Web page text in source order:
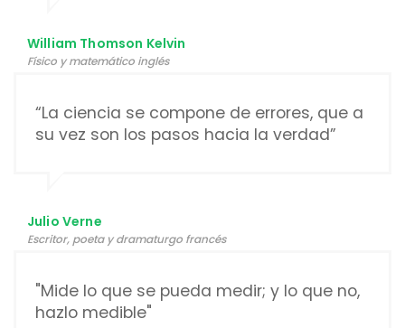
William Thomson Kelvin
Físico y matemático inglés
“La ciencia se compone de errores, que a
su vez son los pasos hacia la verdad”
Julio Verne
Escritor, poeta y dramaturgo francés
"Mide lo que se pueda medir; y lo que no,
hazlo medible"